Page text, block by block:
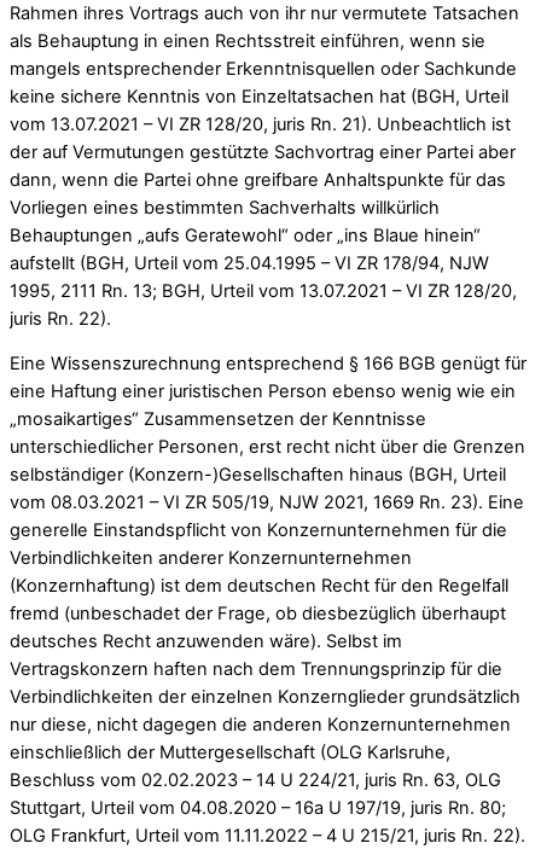
Rahmen ihres Vortrags auch von ihr nur vermutete Tatsachen
als Behauptung in einen Rechtsstreit einführen, wenn sie
mangels entsprechender Erkenntnisquellen oder Sachkunde
keine sichere Kenntnis von Einzeltatsachen hat (BGH, Urteil
vom 13.07.2021 – VI ZR 128/20, juris Rn. 21). Unbeachtlich ist
der auf Vermutungen gestützte Sachvortrag einer Partei aber
dann, wenn die Partei ohne greifbare Anhaltspunkte für das
Vorliegen eines bestimmten Sachverhalts willkürlich
Behauptungen „aufs Geratewohl“ oder „ins Blaue hinein“
aufstellt (BGH, Urteil vom 25.04.1995 – VI ZR 178/94, NJW
1995, 2111 Rn. 13; BGH, Urteil vom 13.07.2021 – VI ZR 128/20,
juris Rn. 22).
Eine Wissenszurechnung entsprechend § 166 BGB genügt für
eine Haftung einer juristischen Person ebenso wenig wie ein
„mosaikartiges“ Zusammensetzen der Kenntnisse
unterschiedlicher Personen, erst recht nicht über die Grenzen
selbständiger (Konzern-)Gesellschaften hinaus (BGH, Urteil
vom 08.03.2021 – VI ZR 505/19, NJW 2021, 1669 Rn. 23). Eine
generelle Einstandspflicht von Konzernunternehmen für die
Verbindlichkeiten anderer Konzernunternehmen
(Konzernhaftung) ist dem deutschen Recht für den Regelfall
fremd (unbeschadet der Frage, ob diesbezüglich überhaupt
deutsches Recht anzuwenden wäre). Selbst im
Vertragskonzern haften nach dem Trennungsprinzip für die
Verbindlichkeiten der einzelnen Konzernglieder grundsätzlich
nur diese, nicht dagegen die anderen Konzernunternehmen
einschließlich der Muttergesellschaft (OLG Karlsruhe,
Beschluss vom 02.02.2023 – 14 U 224/21, juris Rn. 63, OLG
Stuttgart, Urteil vom 04.08.2020 – 16a U 197/19, juris Rn. 80;
OLG Frankfurt, Urteil vom 11.11.2022 – 4 U 215/21, juris Rn. 22).